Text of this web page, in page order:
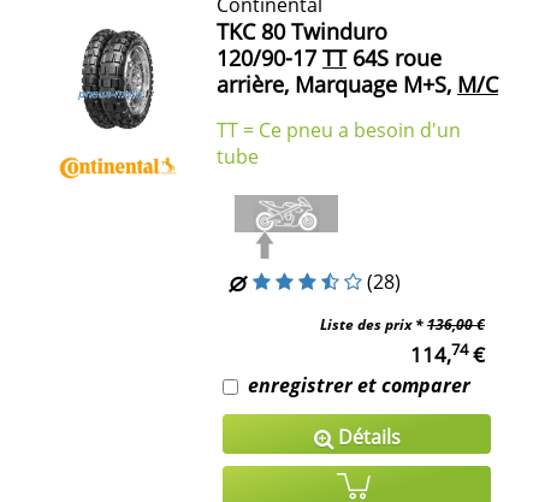
TKC 80 Twinduro
120/90-17 TT64S roue
arrière, Marquage M+S, M/C
TT = Ce pneu a besoin d'un
tube
(28)
Liste des prix *136,00 €
114,74€
enregistrer et comparer
Détails